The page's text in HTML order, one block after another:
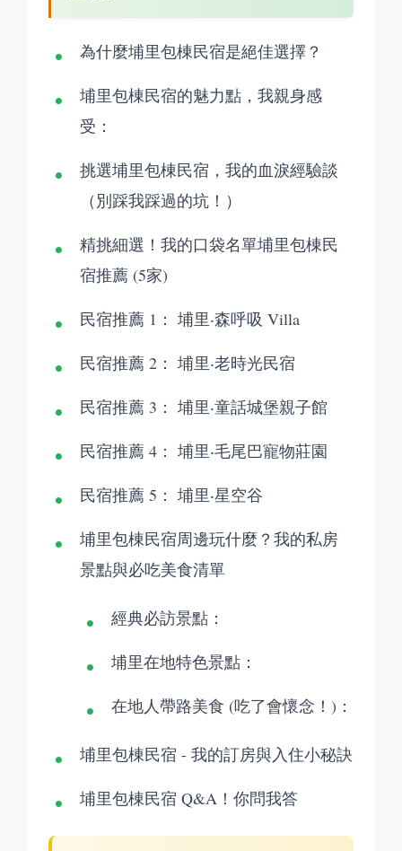
為什麼埔里包棟民宿是絕佳選擇？
埔里包棟民宿的魅力點，我親身感
受：
挑選埔里包棟民宿，我的血淚經驗談
（別踩我踩過的坑！）
精挑細選！我的口袋名單埔里包棟民
宿推薦 (5家)
民宿推薦 1： 埔里‧森呼吸 Villa
民宿推薦 2： 埔里‧老時光民宿
民宿推薦 3： 埔里‧童話城堡親子館
民宿推薦 4： 埔里‧毛尾巴寵物莊園
民宿推薦 5： 埔里‧星空谷
埔里包棟民宿周邊玩什麼？我的私房
景點與必吃美食清單
經典必訪景點：
埔里在地特色景點：
在地人帶路美食 (吃了會懷念！)：
埔里包棟民宿 - 我的訂房與入住小秘訣
埔里包棟民宿 Q&A！你問我答